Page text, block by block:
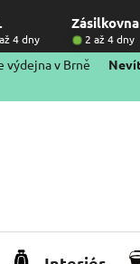
Zásilkovna
4 dny 2 až 4 dny
výdejna v Brně